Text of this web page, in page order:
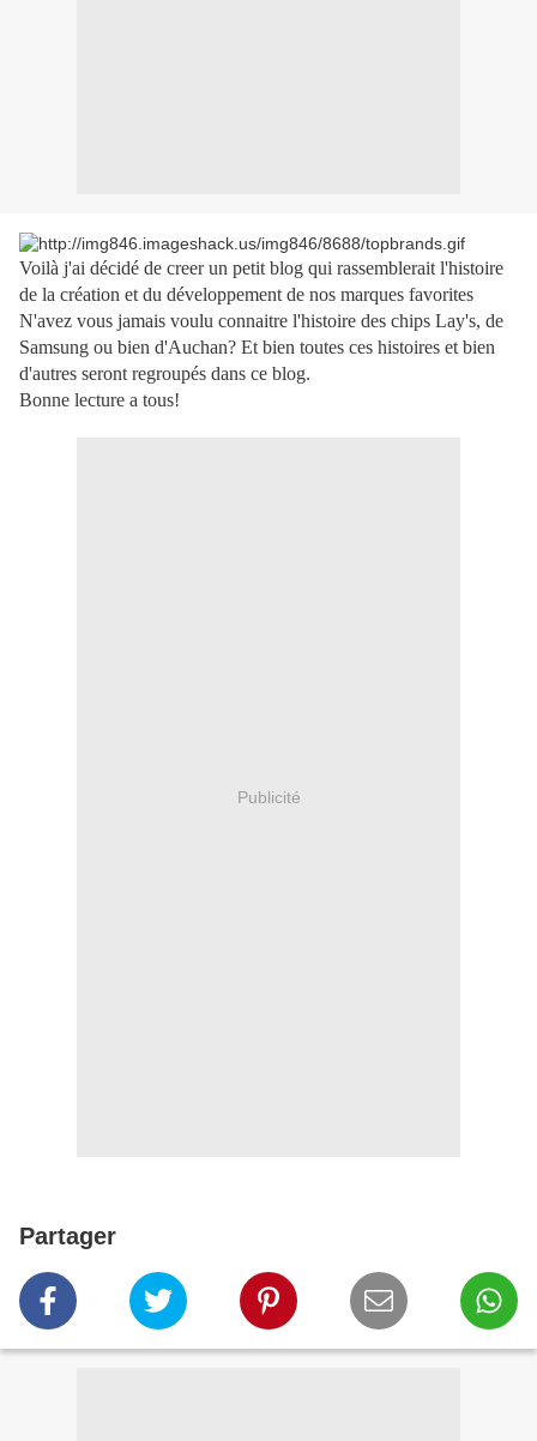
Voilà j'ai décidé de creer un petit blog qui rassemblerait l'histoire
de la création et du développement de nos marques favorites
N'avez vous jamais voulu connaitre l'histoire des chips Lay's, de
Samsung ou bien d'Auchan? Et bien toutes ces histoires et bien
d'autres seront regroupés dans ce blog.
Bonne lecture a tous!
Publicité
Partager